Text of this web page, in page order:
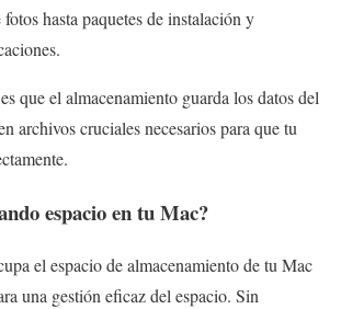
hasta paquetes de instalación y
que el almacenamiento guarda los datos del
archivos cruciales necesarios para que tu
espacio en tu Mac?
el espacio de almacenamiento de tu Mac
una gestión eficaz del espacio. Sin